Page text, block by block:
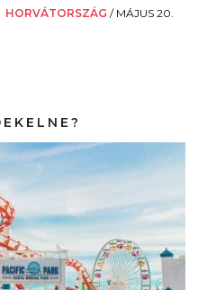
HORVÁTORSZÁG / MÁJUS 20.